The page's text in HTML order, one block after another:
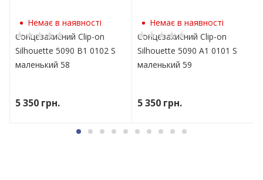
Немає в наявності
Сонцезахисний Clip-on
Silhouette 5090 B1 0102 S
маленький 58
5 350 грн.
Немає в наявності
Сонцезахисний Clip-on
Silhouette 5090 A1 0101 S
маленький 59
5 350 грн.